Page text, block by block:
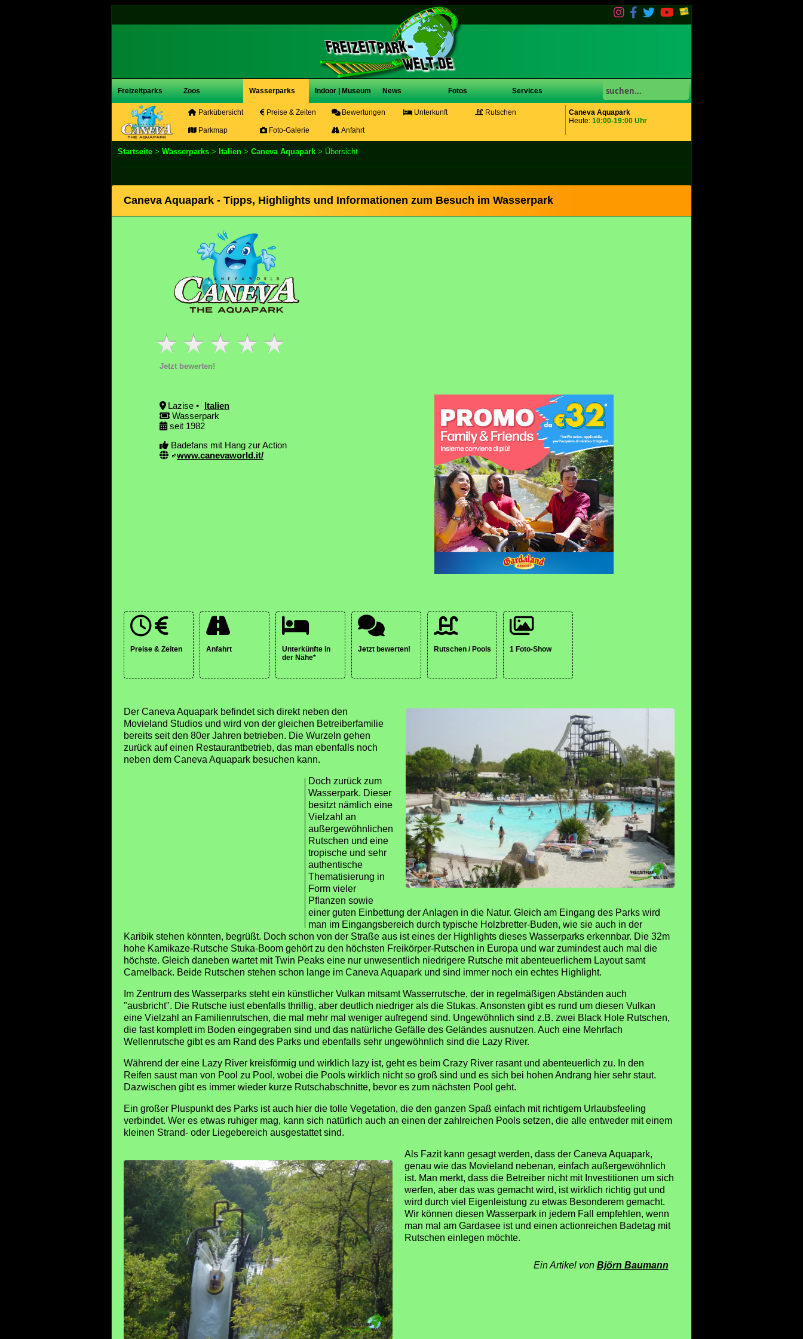
Freizeitparks Zoos Wasserparks Indoor | Museum News Fotos Services
Caneva Aquapark
Heute: 10:00-19:00 Uhr
Parkübersicht Preise & Zeiten Bewertungen Unterkunft Rutschen
Parkmap Foto-Galerie Anfahrt
Startseite > Wasserparks > Italien > Caneva Aquapark > Übersicht
Caneva Aquapark - Tipps, Highlights und Informationen zum Besuch im Wasserpark
Jetzt bewerten!
Lazise • Italien
Wasserpark
seit 1982
Badefans mit Hang zur Action
www.canevaworld.it/
Preise & Zeiten Anfahrt
Unterkünfte in
der Nähe*
Jetzt bewerten! Rutschen / Pools 1 Foto-Show
Der Caneva Aquapark befindet sich direkt neben den
Movieland Studios und wird von der gleichen Betreiberfamilie
bereits seit den 80er Jahren betrieben. Die Wurzeln gehen
zurück auf einen Restaurantbetrieb, das man ebenfalls noch
neben dem Caneva Aquapark besuchen kann.
Doch zurück zum
Wasserpark. Dieser
besitzt nämlich eine
Vielzahl an
außergewöhnlichen
Rutschen und eine
tropische und sehr
authentische
Thematisierung in
Form vieler
Pflanzen sowie
einer guten Einbettung der Anlagen in die Natur. Gleich am Eingang des Parks wird
man im Eingangsbereich durch typische Holzbretter-Buden, wie sie auch in der
Karibik stehen könnten, begrüßt. Doch schon von der Straße aus ist eines der Highlights dieses Wasserparks erkennbar. Die 32m
hohe Kamikaze-Rutsche Stuka-Boom gehört zu den höchsten Freikörper-Rutschen in Europa und war zumindest auch mal die
höchste. Gleich daneben wartet mit Twin Peaks eine nur unwesentlich niedrigere Rutsche mit abenteuerlichem Layout samt
Camelback. Beide Rutschen stehen schon lange im Caneva Aquapark und sind immer noch ein echtes Highlight.
Im Zentrum des Wasserparks steht ein künstlicher Vulkan mitsamt Wasserrutsche, der in regelmäßigen Abständen auch
"ausbricht". Die Rutsche iust ebenfalls thrillig, aber deutlich niedriger als die Stukas. Ansonsten gibt es rund um diesen Vulkan
eine Vielzahl an Familienrutschen, die mal mehr mal weniger aufregend sind. Ungewöhnlich sind z.B. zwei Black Hole Rutschen,
die fast komplett im Boden eingegraben sind und das natürliche Gefälle des Geländes ausnutzen. Auch eine Mehrfach
Wellenrutsche gibt es am Rand des Parks und ebenfalls sehr ungewöhnlich sind die Lazy River.
Während der eine Lazy River kreisförmig und wirklich lazy ist, geht es beim Crazy River rasant und abenteuerlich zu. In den
Reifen saust man von Pool zu Pool, wobei die Pools wirklich nicht so groß sind und es sich bei hohen Andrang hier sehr staut.
Dazwischen gibt es immer wieder kurze Rutschabschnitte, bevor es zum nächsten Pool geht.
Ein großer Pluspunkt des Parks ist auch hier die tolle Vegetation, die den ganzen Spaß einfach mit richtigem Urlaubsfeeling
verbindet. Wer es etwas ruhiger mag, kann sich natürlich auch an einen der zahlreichen Pools setzen, die alle entweder mit einem
kleinen Strand- oder Liegebereich ausgestattet sind.
Als Fazit kann gesagt werden, dass der Caneva Aquapark,
genau wie das Movieland nebenan, einfach außergewöhnlich
ist. Man merkt, dass die Betreiber nicht mit Investitionen um sich
werfen, aber das was gemacht wird, ist wirklich richtig gut und
wird durch viel Eigenleistung zu etwas Besonderem gemacht.
Wir können diesen Wasserpark in jedem Fall empfehlen, wenn
man mal am Gardasee ist und einen actionreichen Badetag mit
Rutschen einlegen möchte.
Ein Artikel von Björn Baumann